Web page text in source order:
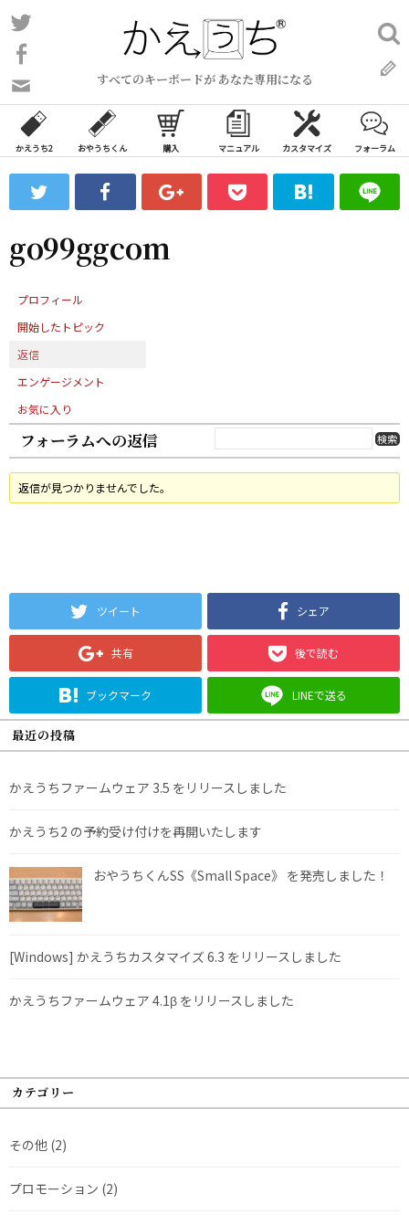
コ
ン
ン
ツ
ス
ッ
すべてのキーボードが あなた専用になる
い
合
わ
フ
ォ
ム
検
索:
かえうち2 おやうちくん 購入 マニュアル カスタマイズ フォーラム
go99ggcom
プロフィール
開始したトピック
返信
エンゲージメント
お気に入り
フォーラムへの返信
返信が見つかりませんでした。
ツイート シェア
共有 後で読む
ブックマーク LINEで送る
最近の投稿
かえうちファームウェア 3.5 をリリースしました
かえうち2 の予約受け付けを再開いたします
おやうちくんSS《Small Space》 を発売しました！
[Windows] かえうちカスタマイズ 6.3 をリリースしました
かえうちファームウェア 4.1β をリリースしました
カテゴリー
その他 (2)
プロモーション (2)